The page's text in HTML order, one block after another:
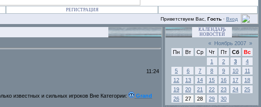
РЕГИСТРАЦИЯ
Приветствуем Вас, Гость · Вход
11:24
известных и сильных игроков Вне Категории:
Grand
КАЛЕНДАРЬ
НОВОСТЕЙ
« Ноябрь 2007 »
Пн
Вт Ср Чт Пт Сб
Вс
1
2 3
4
5
6 7 8 9 10
11
12
13 14 15 16 17
18
19
20 21 22 23 24
25
26
27 28 29 30